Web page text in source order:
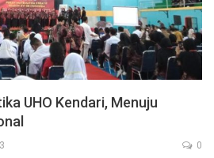
UHO Kendari, Menuju
0